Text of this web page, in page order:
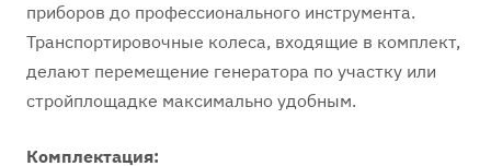
приборов до профессионального инструмента.
Транспортировочные колеса, входящие в комплект,
делают перемещение генератора по участку или
стройплощадке максимально удобным.
Комплектация: